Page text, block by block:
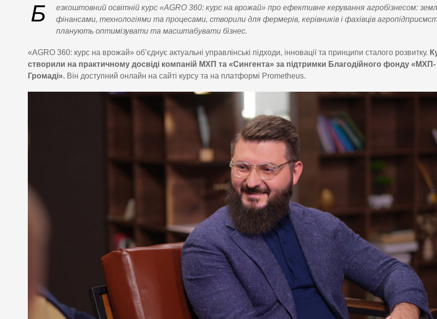
Б
езкоштовний освітній курс «AGRO 360: курс на врожай» про ефективне керування агробізнесом:
фінансами, технологіями та процесами, створили для фермерів, керівників і фахівців
планують оптимізувати та масштабувати бізнес.
«AGRO 360: курс на врожай» об’єднує актуальні управлінські підходи, інновації та принципи сталого розвитку.
створили на практичному досвіді компаній МХП та «Сингента» за підтримки Благодійного фонду «МХП-
Громаді». Він доступний онлайн на сайті курсу та на платформі Prometheus.